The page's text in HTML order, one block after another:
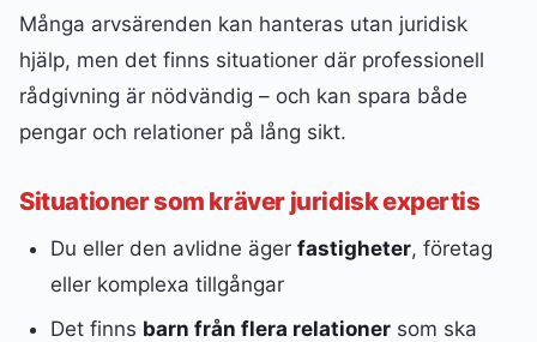
Många arvsärenden kan hanteras utan juridisk
hjälp, men det finns situationer där professionell
rådgivning är nödvändig – och kan spara både
pengar och relationer på lång sikt.
Situationer som kräver juridisk expertis
Du eller den avlidne äger fastigheter, företag
eller komplexa tillgångar
Det finns barn från flera relationersom ska